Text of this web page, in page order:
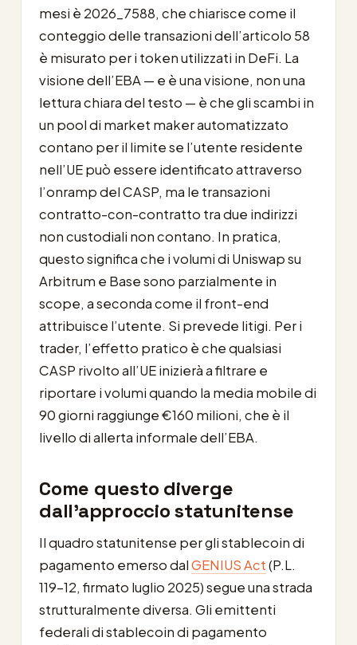
mesi è 2026_7588, che chiarisce come il
conteggio delle transazioni dell’articolo 58
è misurato per i token utilizzati in DeFi. La
visione dell’EBA — e è una visione, non una
lettura chiara del testo — è che gli scambi in
un pool di market maker automatizzato
contano per il limite se l’utente residente
nell’UE può essere identificato attraverso
l’onramp del CASP, ma le transazioni
contratto-con-contratto tra due indirizzi
non custodiali non contano. In pratica,
questo significa che i volumi di Uniswap su
Arbitrum e Base sono parzialmente in
scope, a seconda come il front-end
attribuisce l’utente. Si prevede litigi. Per i
trader, l’effetto pratico è che qualsiasi
CASP rivolto all’UE inizierà a filtrare e
riportare i volumi quando la media mobile di
90 giorni raggiunge €160 milioni, che è il
livello di allerta informale dell’EBA.
Come questo diverge
dall’approccio statunitense
Il quadro statunitense per gli stablecoin di
pagamento emerso dalGENIUS Act(P.L.
119-12, firmato luglio 2025) segue una strada
strutturalmente diversa. Gli emittenti
federali di stablecoin di pagamento